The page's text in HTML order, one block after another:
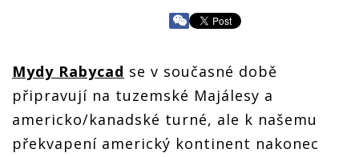
Mydy Rabycad se v současné době
připravují na tuzemské Majálesy a
americko/kanadské turné, ale k našemu
překvapení americký kontinent nakonec